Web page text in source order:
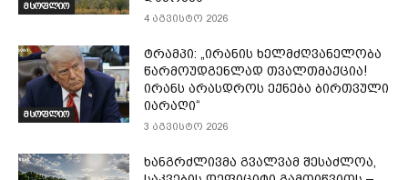
მსოფლიო
4 აგვისტო 2026
მსოფლიო
ტრამპი: „ირანის ხელმძღვანელობა
წარმოუდგენლად თვალთმაქცია!
ირანს არასდროს ექნება ბირთვული
იარაღი“
3 აგვისტო 2026
ხანგრძლივმა გვალვამ შესაძლოა,